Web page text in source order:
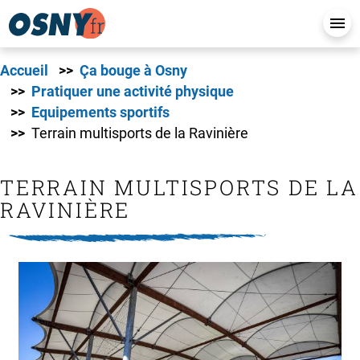
Accueil
Ça bouge à Osny
Pratiquer une activité physique
Equipements sportifs
Terrain multisports de la Ravinière
TERRAIN MULTISPORTS DE LA
RAVINIÈRE